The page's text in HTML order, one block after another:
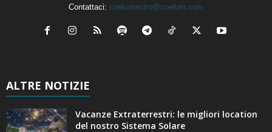
Contattaci: coelumastro@coelum.com
ALTRE NOTIZIE
Vacanze Extraterrestri: le migliori location
del nostro Sistema Solare